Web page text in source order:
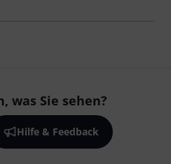
was Sie sehen?
Hilfe & Feedback